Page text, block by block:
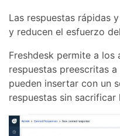
Las respuestas rápidas
y reducen el esfuerzo
Freshdesk permite a los
respuestas preescritas
pueden insertar con un
respuestas sin sacrificar